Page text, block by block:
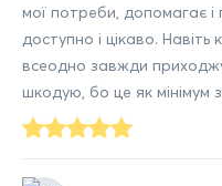
мої потреби, допомагає і
доступно і цікаво. Навіть
всеодно завжди
шкодую, бо це як мінімум